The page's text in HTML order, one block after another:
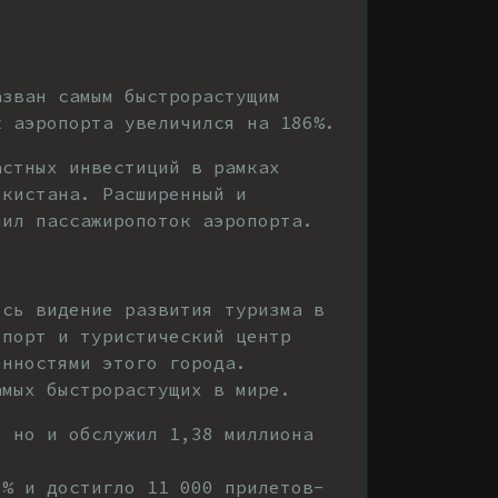
самым быстрорастущим
увеличился на 186%.
инвестиций в рамках
Расширенный и
пассажиропоток аэропорта.
видение развития туризма в
и туристический центр
этого города.
быстрорастущих в мире.
но и обслужил 1,38 миллиона
и достигло 11 000 прилетов-